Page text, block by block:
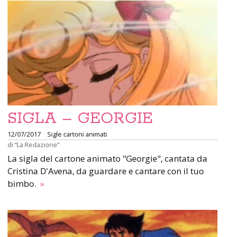
SIGLA – GEORGIE
12/07/2017
Sigle cartoni animati
di “La Redazione”
La sigla del cartone animato "Georgie", cantata da
Cristina D'Avena, da guardare e cantare con il tuo
bimbo. »